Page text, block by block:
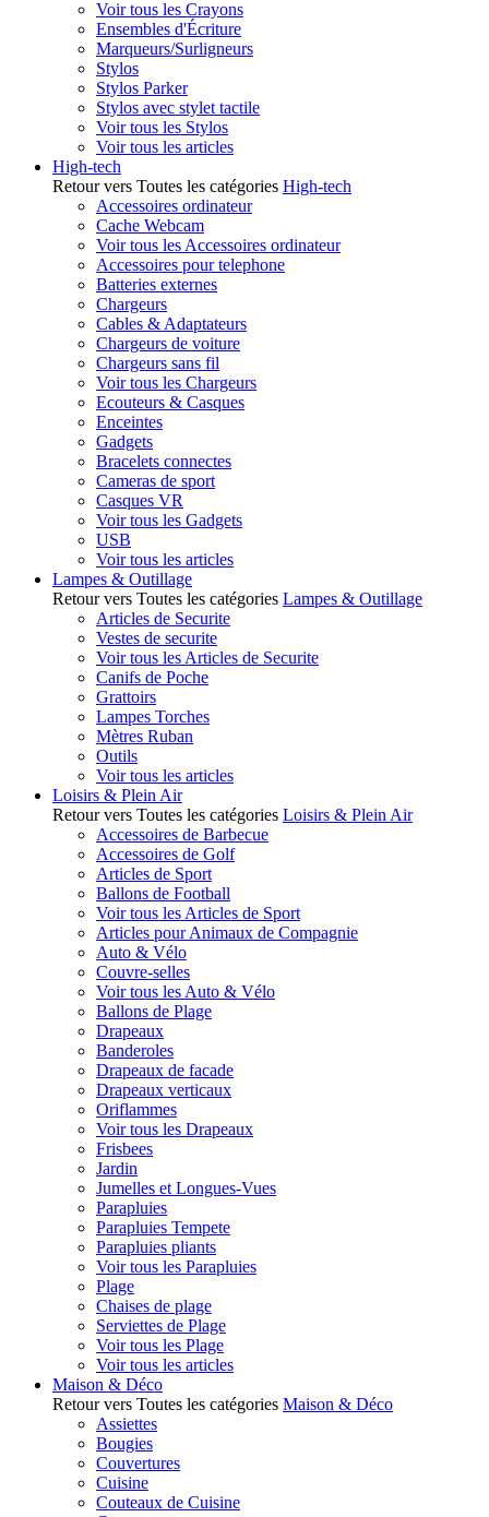
Voir tous les Crayons
Ensembles d'Écriture
Marqueurs/Surligneurs
Stylos
Stylos Parker
Stylos avec stylet tactile
Voir tous les Stylos
Voir tous les articles
High-tech
Retour vers Toutes les catégories High-tech
Accessoires ordinateur
Cache Webcam
Voir tous les Accessoires ordinateur
Accessoires pour telephone
Batteries externes
Chargeurs
Cables & Adaptateurs
Chargeurs de voiture
Chargeurs sans fil
Voir tous les Chargeurs
Ecouteurs & Casques
Enceintes
Gadgets
Bracelets connectes
Cameras de sport
Casques VR
Voir tous les Gadgets
USB
Voir tous les articles
Lampes & Outillage
Retour vers Toutes les catégories Lampes & Outillage
Articles de Securite
Vestes de securite
Voir tous les Articles de Securite
Canifs de Poche
Grattoirs
Lampes Torches
Mètres Ruban
Outils
Voir tous les articles
Loisirs & Plein Air
Retour vers Toutes les catégories Loisirs & Plein Air
Accessoires de Barbecue
Accessoires de Golf
Articles de Sport
Ballons de Football
Voir tous les Articles de Sport
Articles pour Animaux de Compagnie
Auto & Vélo
Couvre-selles
Voir tous les Auto & Vélo
Ballons de Plage
Drapeaux
Banderoles
Drapeaux de facade
Drapeaux verticaux
Oriflammes
Voir tous les Drapeaux
Frisbees
Jardin
Jumelles et Longues-Vues
Parapluies
Parapluies Tempete
Parapluies pliants
Voir tous les Parapluies
Plage
Chaises de plage
Serviettes de Plage
Voir tous les Plage
Voir tous les articles
Maison & Déco
Retour vers Toutes les catégories Maison & Déco
Assiettes
Bougies
Couvertures
Cuisine
Couteaux de Cuisine